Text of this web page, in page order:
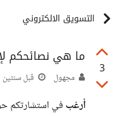
التسويق الالكتروني
3
ما هي نصائحكم
مجهول قبل سنتين
أرغبفي استشارتكم